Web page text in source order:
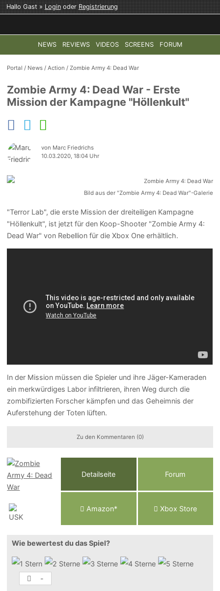
Hallo Gast »LoginoderRegistrierung
NEWS REVIEWS VIDEOS SCREENS FORUM
TOP-THEMEN: COD: MODERN WARFARE 4 HALO:
Portal / News /Action /Zombie Army 4: Dead War
Zombie Army 4: Dead War - Erste
Mission der Kampagne "Höllenkult"
von Marc Friedrichs
10.03.2020, 18:04 Uhr
Bild aus der "Zombie Army 4: Dead War"-Galerie
"Terror Lab", die erste Mission der dreiteiligen Kampagne
"Höllenkult", ist jetzt für den Koop-Shooter "Zombie Army 4:
Dead War" von Rebellion für die Xbox One erhältlich.
In der Mission müssen die Spieler und ihre Jäger-Kameraden
ein merkwürdiges Labor infiltrieren, ihren Weg durch die
zombifizierten Forscher kämpfen und das Geheimnis der
Auferstehung der Toten lüften.
Zu den Kommentaren (0)
Detailseite Forum
Amazon* Xbox Store
Wie bewertest du das Spiel?
-